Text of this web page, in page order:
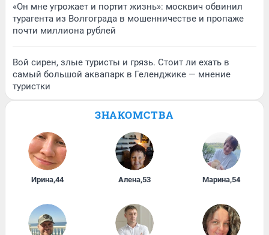
«Он мне угрожает и портит жизнь»: москвич обвинил
турагента из Волгограда в мошенничестве и пропаже
почти миллиона рублей
Вой сирен, злые туристы и грязь. Стоит ли ехать в
самый большой аквапарк в Геленджике — мнение
туристки
ЗНАКОМСТВА
Ирина,44 Алена,53 Марина,54